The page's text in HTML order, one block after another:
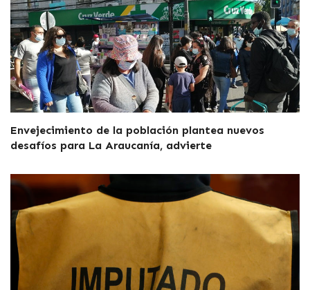
Envejecimiento de la población plantea nuevos
desafíos para La Araucanía, advierte